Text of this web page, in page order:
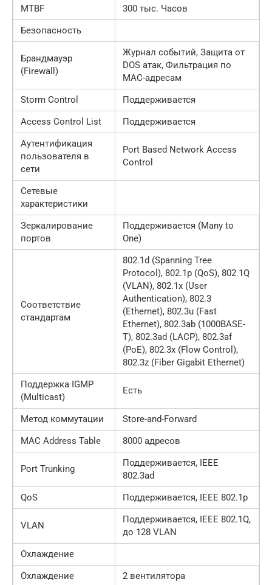
MTBF
300 тыс. Часов
Безопасность
Брандмауэр
(Firewall)
Журнал событий, Защита от
DOS атак, Фильтрация по
MAC-адресам
Storm Control
Поддерживается
Access Control List
Поддерживается
Аутентификация
пользователя в
сети
Port Based Network Access
Control
Сетевые
характеристики
Зеркалирование
портов
Поддерживается (Many to
One)
Соответствие
стандартам
802.1d (Spanning Tree
Protocol), 802.1p (QoS), 802.1Q
(VLAN), 802.1x (User
Authentication), 802.3
(Ethernet), 802.3u (Fast
Ethernet), 802.3ab (1000BASE-
T), 802.3ad (LACP), 802.3af
(PoE), 802.3x (Flow Control),
802.3z (Fiber Gigabit Ethernet)
Поддержка IGMP
(Multicast)
Есть
Метод коммутации
Store-and-Forward
MAC Address Table
8000 адресов
Port Trunking
Поддерживается, IEEE
802.3ad
QoS
Поддерживается, IEEE 802.1p
VLAN
Поддерживается, IEEE 802.1Q,
до 128 VLAN
Охлаждение
Охлаждение
2 вентилятора